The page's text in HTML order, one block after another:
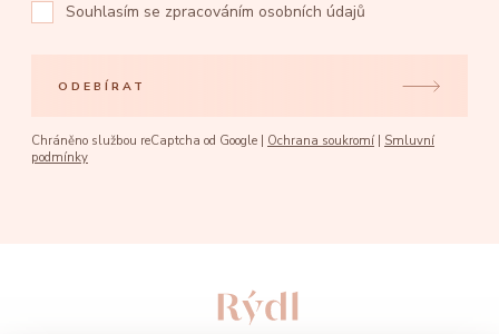
Souhlasím se zpracováním osobních údajů
ODEBÍRAT
Chráněno službou reCaptcha od Google | Ochrana soukromí
Smluvní
podmínky